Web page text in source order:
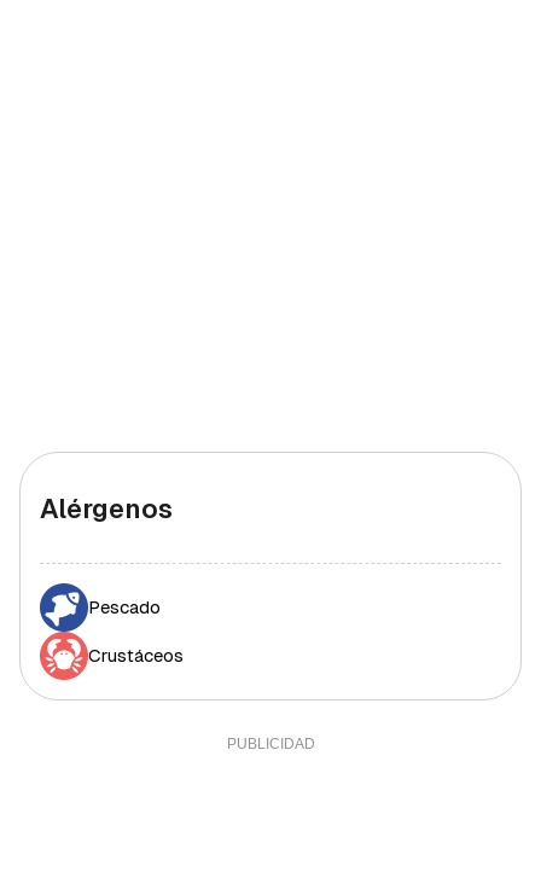
Alérgenos
Pescado
Crustáceos